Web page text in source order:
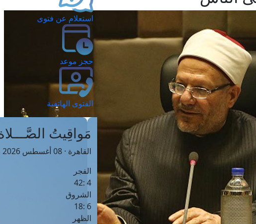
استعلام عن فتوى
حجز موعد
الفتوى الهاتفية
مَواقِيتُ
القاهرة · 08 أغسطس 2026 م
الفجر
4 :42
الشروق
6 :18
الظهر